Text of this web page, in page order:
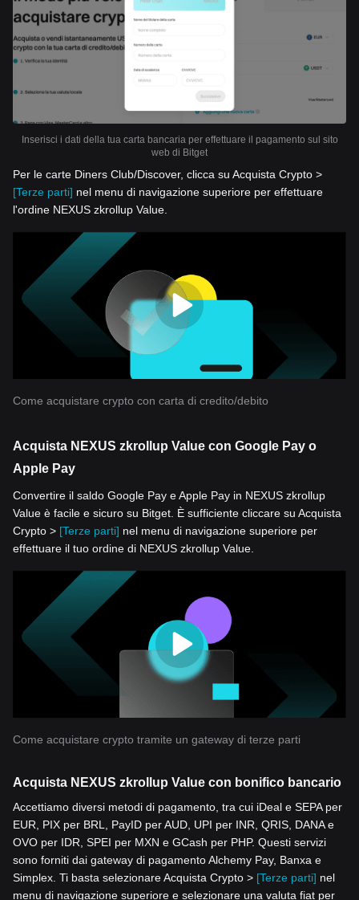
Inserisci i dati della tua carta bancaria per effettuare il pagamento sul sito
web di Bitget
Per le carte Diners Club/Discover, clicca su Acquista Crypto >
[Terze parti] nel menu di navigazione superiore per effettuare
l'ordine NEXUS zkrollup Value.
Come acquistare crypto con carta di credito/debito
Acquista NEXUS zkrollup Value con Google Pay o
Apple Pay
Convertire il saldo Google Pay e Apple Pay in NEXUS zkrollup
Value è facile e sicuro su Bitget. È sufficiente cliccare su Acquista
Crypto > [Terze parti] nel menu di navigazione superiore per
effettuare il tuo ordine di NEXUS zkrollup Value.
Come acquistare crypto tramite un gateway di terze parti
Acquista NEXUS zkrollup Value con bonifico bancario
Accettiamo diversi metodi di pagamento, tra cui iDeal e SEPA per
EUR, PIX per BRL, PayID per AUD, UPI per INR, QRIS, DANA e
OVO per IDR, SPEI per MXN e GCash per PHP. Questi servizi
sono forniti dai gateway di pagamento Alchemy Pay, Banxa e
Simplex. Ti basta selezionare Acquista Crypto > [Terze parti] nel
menu di navigazione superiore e selezionare una valuta fiat per